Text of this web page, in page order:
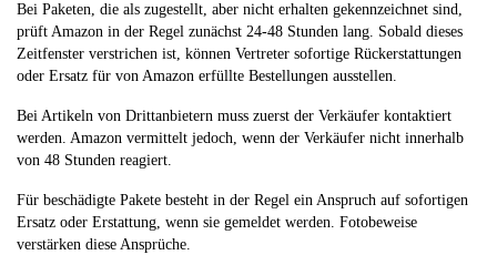
Bei Paketen, die als zugestellt, aber nicht erhalten gekennzeichnet sind,
prüft Amazon in der Regel zunächst 24-48 Stunden lang. Sobald dieses
Zeitfenster verstrichen ist, können Vertreter sofortige Rückerstattungen
oder Ersatz für von Amazon erfüllte Bestellungen ausstellen.
Bei Artikeln von Drittanbietern muss zuerst der Verkäufer kontaktiert
werden. Amazon vermittelt jedoch, wenn der Verkäufer nicht innerhalb
von 48 Stunden reagiert.
Für beschädigte Pakete besteht in der Regel ein Anspruch auf sofortigen
Ersatz oder Erstattung, wenn sie gemeldet werden. Fotobeweise
verstärken diese Ansprüche.